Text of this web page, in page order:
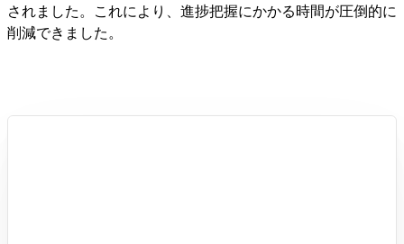
されました。これにより、進捗把握にかかる時間が圧倒的に
削減できました。